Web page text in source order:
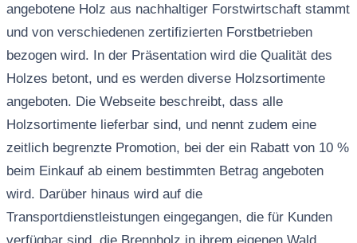
angebotene Holz aus nachhaltiger Forstwirtschaft stammt
und von verschiedenen zertifizierten Forstbetrieben
bezogen wird. In der Präsentation wird die Qualität des
Holzes betont, und es werden diverse Holzsortimente
angeboten. Die Webseite beschreibt, dass alle
Holzsortimente lieferbar sind, und nennt zudem eine
zeitlich begrenzte Promotion, bei der ein Rabatt von 10 %
beim Einkauf ab einem bestimmten Betrag angeboten
wird. Darüber hinaus wird auf die
Transportdienstleistungen eingegangen, die für Kunden